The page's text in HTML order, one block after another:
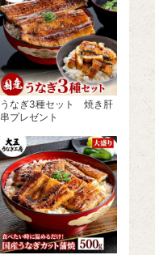
うなぎ3種セット 焼き肝
串プレゼント